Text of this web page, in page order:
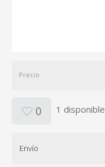
Precio
0 1 disponible
Envío